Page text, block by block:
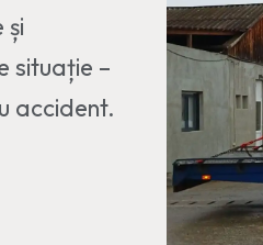
situație –
accident.